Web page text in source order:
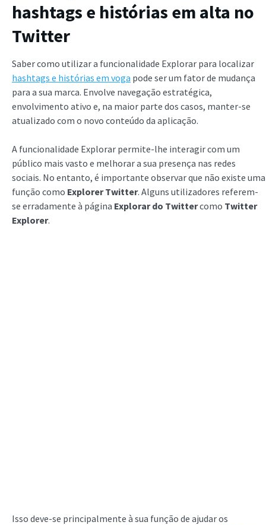
hashtags e histórias em alta no
Twitter
Saber como utilizar a funcionalidade Explorar para localizar
hashtags e histórias em voga pode ser um fator de mudança
para a sua marca. Envolve navegação estratégica,
envolvimento ativo e, na maior parte dos casos, manter-se
atualizado com o novo conteúdo da aplicação.
A funcionalidade Explorar permite-lhe interagir com um
público mais vasto e melhorar a sua presença nas redes
sociais. No entanto, é importante observar que não existe uma
função como Explorer Twitter. Alguns utilizadores referem-
se erradamente à página Explorar do Twittercomo Twitter
Explorer.
Isso deve-se principalmente à sua função de ajudar os